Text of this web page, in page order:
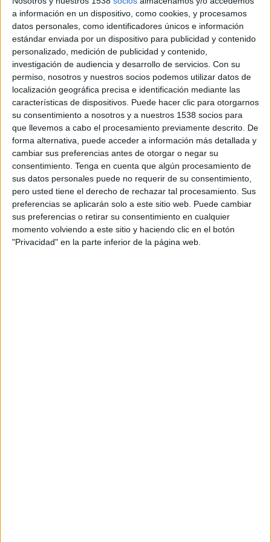
a información en un dispositivo, como cookies, y procesamos
datos personales, como identificadores únicos e información
estándar enviada por un dispositivo para publicidad y contenido
personalizado, medición de publicidad y contenido,
investigación de audiencia y desarrollo de servicios. Con su
permiso, nosotros y nuestros socios podemos utilizar datos de
localización geográfica precisa e identificación mediante las
características de dispositivos. Puede hacer clic para otorgarnos
su consentimiento a nosotros y a nuestros 1538 socios para
que llevemos a cabo el procesamiento previamente descrito. De
forma alternativa, puede acceder a información más detallada y
cambiar sus preferencias antes de otorgar o negar su
consentimiento. Tenga en cuenta que algún procesamiento de
sus datos personales puede no requerir de su consentimiento,
pero usted tiene el derecho de rechazar tal procesamiento. Sus
preferencias se aplicarán solo a este sitio web. Puede cambiar
sus preferencias o retirar su consentimiento en cualquier
momento volviendo a este sitio y haciendo clic en el botón
"Privacidad" en la parte inferior de la página web.
Perelló ja va informar en el seu moment a les
autoritats espanyoles que no podia assumir la
inversió i que, per tant, no podia complir la
normativa.
Perelló assegura que mai havia escoltat que una
embarcació fos retinguda per incomplir una
normativa com aquesta "que no té sentit" en
embarcacions que feinegen al Mediterrani i que
gairebé cada dia arriben a port on elles
mateixes i les pròpies confraries de pescadors
podrien fer les declaracions com fins ara.
Després de gairebé dos dies a port sense saber
exactament quina era la situació, finalment, a